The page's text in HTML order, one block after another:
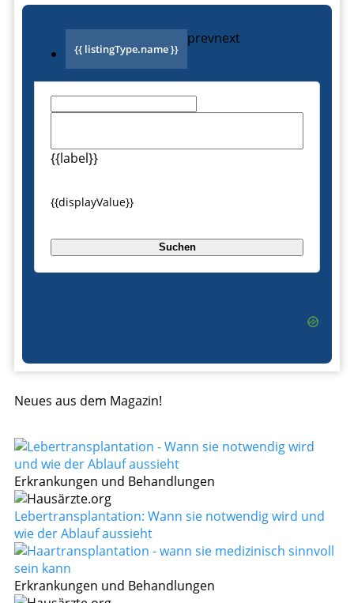
{{ listingType.name }}
prevnext
{{label}}
{{displayValue}}
Suchen
Neues aus dem Magazin!
Erkrankungen und Behandlungen
Lebertransplantation: Wann sie notwendig wird und
wie der Ablauf aussieht
Erkrankungen und Behandlungen